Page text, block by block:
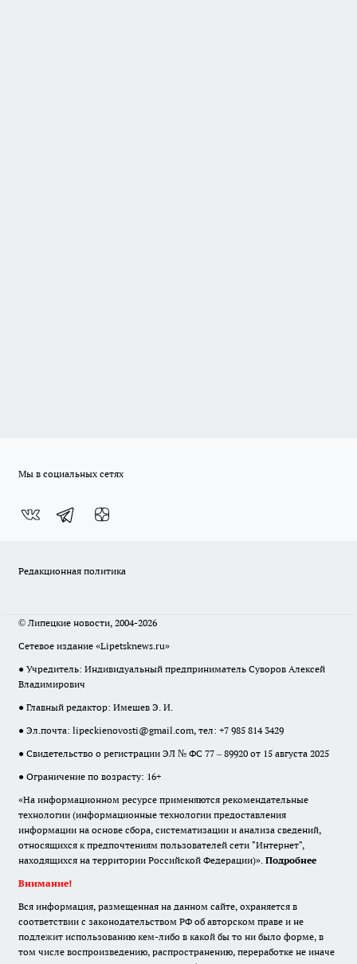
Мы в социальных сетях
Редакционная политика
© Липецкие новости, 2004-2026
Сетевое издание «Lipetsknews.ru»
● Учредитель: Индивидуальный предприниматель Суворов Алексей
Владимирович
● Главный редактор: Имешев Э. И.
● Эл.почта: lipeckienovosti@gmail.com, тел: +7 985 814 3429
● Свидетельство о регистрации ЭЛ № ФС 77 – 89920 от 15 августа 2025
● Ограничение по возрасту: 16+
«На информационном ресурсе применяются рекомендательные
технологии (информационные технологии предоставления
информации на основе сбора, систематизации и анализа сведений,
относящихся к предпочтениям пользователей сети "Интернет",
находящихся на территории Российской Федерации)». Подробнее
Внимание!
Вся информация, размещенная на данном сайте, охраняется в
соответствии с законодательством РФ об авторском праве и не
подлежит использованию кем-либо в какой бы то ни было форме, в
том числе воспроизведению, распространению, переработке не иначе